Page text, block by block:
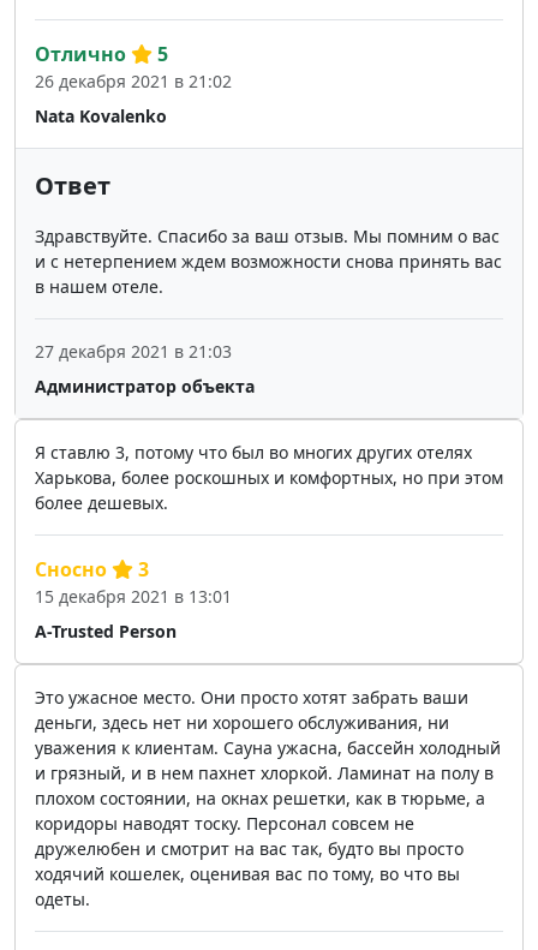
Nata Kovalenko
Отлично 5
26 декабря 2021 в 21:02
Ответ
Здравствуйте. Спасибо за ваш отзыв. Мы помним о вас
и с нетерпением ждем возможности снова принять вас
в нашем отеле.
Администратор объекта
27 декабря 2021 в 21:03
Я ставлю 3, потому что был во многих других отелях
Харькова, более роскошных и комфортных, но при этом
более дешевых.
A-Trusted Person
Сносно 3
15 декабря 2021 в 13:01
Это ужасное место. Они просто хотят забрать ваши
деньги, здесь нет ни хорошего обслуживания, ни
уважения к клиентам. Сауна ужасна, бассейн холодный
и грязный, и в нем пахнет хлоркой. Ламинат на полу в
плохом состоянии, на окнах решетки, как в тюрьме, а
коридоры наводят тоску. Персонал совсем не
дружелюбен и смотрит на вас так, будто вы просто
ходячий кошелек, оценивая вас по тому, во что вы
одеты.